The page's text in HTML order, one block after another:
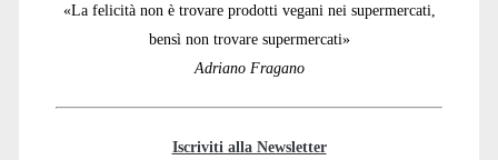
«La felicità non è trovare prodotti vegani nei supermercati,
bensì non trovare supermercati»
Adriano Fragano
Iscriviti alla Newsletter